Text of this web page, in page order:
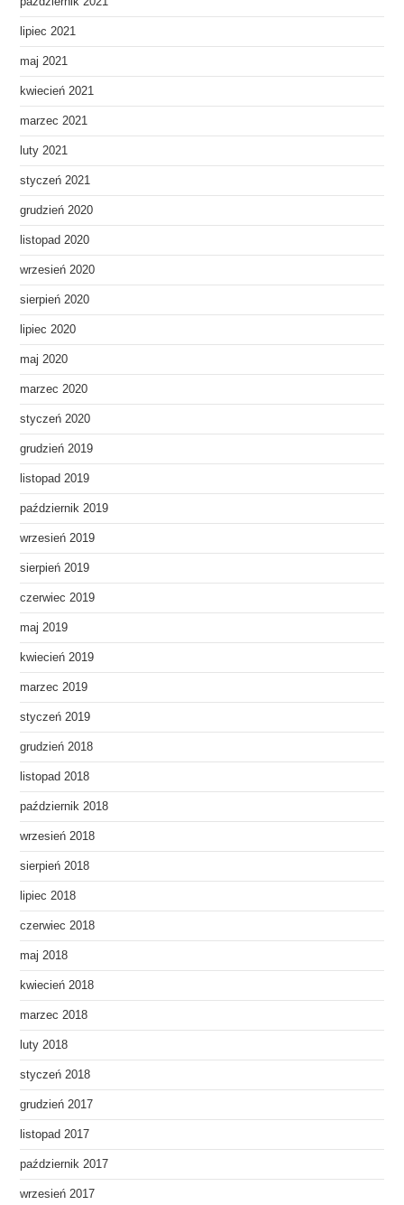
lipiec 2021
maj 2021
kwiecień 2021
marzec 2021
luty 2021
styczeń 2021
grudzień 2020
listopad 2020
wrzesień 2020
sierpień 2020
lipiec 2020
maj 2020
marzec 2020
styczeń 2020
grudzień 2019
listopad 2019
październik 2019
wrzesień 2019
sierpień 2019
czerwiec 2019
maj 2019
kwiecień 2019
marzec 2019
styczeń 2019
grudzień 2018
listopad 2018
październik 2018
wrzesień 2018
sierpień 2018
lipiec 2018
czerwiec 2018
maj 2018
kwiecień 2018
marzec 2018
luty 2018
styczeń 2018
grudzień 2017
listopad 2017
październik 2017
wrzesień 2017